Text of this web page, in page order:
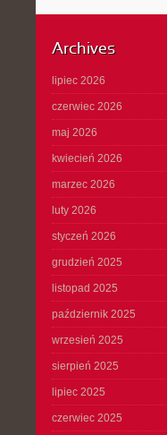
Archives
lipiec 2026
czerwiec 2026
maj 2026
kwiecień 2026
marzec 2026
luty 2026
styczeń 2026
grudzień 2025
listopad 2025
październik 2025
wrzesień 2025
sierpień 2025
lipiec 2025
czerwiec 2025